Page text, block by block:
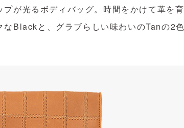
が光るボディバッグ。時間をかけて革を育
Blackと、グラブらしい味わいのTanの2